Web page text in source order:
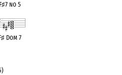
F♯7 no 5
♯Dom 7